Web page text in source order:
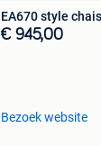
EA670
€ 945,00
Bezoek website